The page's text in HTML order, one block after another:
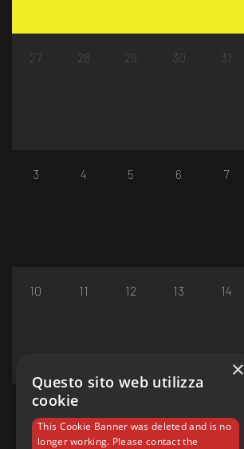
27 28 29 30 31
3 4 5 6 7
10 11 12 13 14
17 18
×
Questo sito web utilizza
cookie
This Cookie Banner was deleted and is no
longer working. Please contact the